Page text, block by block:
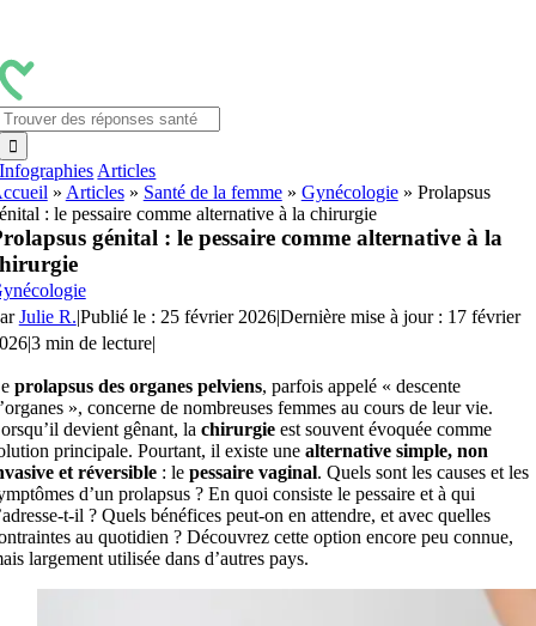
contenu
Infographies Articles
» Articles» Santé de la femme» Gynécologie» Prolapsus
: le pessaire comme alternative à la chirurgie
génital : le pessaire comme alternative à la
Julie R.|Publié le : 25 février 2026|Dernière mise à jour : 17 février
|3 min de lecture|
prolapsus des organes pelviens, parfois appelé « descente
», concerne de nombreuses femmes au cours de leur vie.
devient gênant, la chirurgieest souvent évoquée comme
principale. Pourtant, il existe une alternative simple, non
et réversible: le pessaire vaginal. Quels sont les causes et les
d’un prolapsus ? En quoi consiste le pessaire et à qui
t-il ? Quels bénéfices peut-on en attendre, et avec quelles
au quotidien ? Découvrez cette option encore peu connue,
largement utilisée dans d’autres pays.